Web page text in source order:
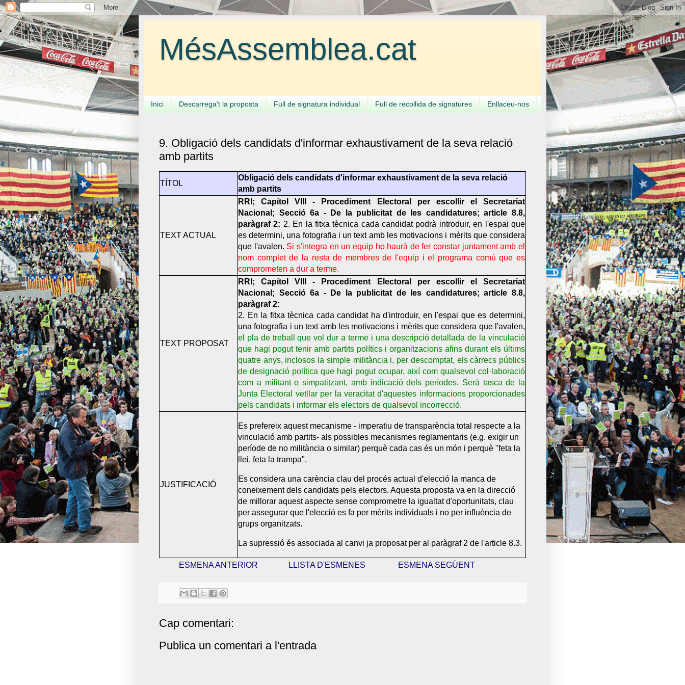
MésAssemblea.cat
Inici Descarrega't la proposta Full de signatura individual Full de recollida de signatures Enllaceu-nos
9. Obligació dels candidats d'informar exhaustivament de la seva relació
amb partits
TÍTOL
Obligació dels candidats d'informar exhaustivament de la seva relació
amb partits
TEXT ACTUAL
RRI; Capítol VIII - Procediment Electoral per escollir el Secretariat
Nacional; Secció 6a - De la publicitat de les candidatures; article 8.8,
paràgraf 2: 2. En la fitxa tècnica cada candidat podrà introduir, en l'espai que
es determini, una fotografia i un text amb les motivacions i mèrits que considera
que l'avalen. Si s'integra en un equip ho haurà de fer constar juntament amb el
nom complet de la resta de membres de l'equip i el programa comú que es
comprometen a dur a terme.
TEXT PROPOSAT
RRI; Capítol VIII - Procediment Electoral per escollir el Secretariat
Nacional; Secció 6a - De la publicitat de les candidatures; article 8.8,
paràgraf 2:
2. En la fitxa tècnica cada candidat ha d'introduir, en l'espai que es determini,
una fotografia i un text amb les motivacions i mèrits que considera que l'avalen,
el pla de treball que vol dur a terme i una descripció detallada de la vinculació
que hagi pogut tenir amb partits polítics i organitzacions afins durant els últims
quatre anys, inclosos la simple militància i, per descomptat, els càrrecs públics
de designació política que hagi pogut ocupar, així com qualsevol col·laboració
com a militant o simpatitzant, amb indicació dels períodes. Serà tasca de la
Junta Electoral vetllar per la veracitat d'aquestes informacions proporcionades
pels candidats i informar els electors de qualsevol incorrecció.
JUSTIFICACIÓ
Es prefereix aquest mecanisme - imperatiu de transparència total respecte a la
vinculació amb partits- als possibles mecanismes reglamentaris (e.g. exigir un
període de no militància o similar) perquè cada cas és un món i perquè "feta la
llei, feta la trampa".
Es considera una carència clau del procés actual d'elecció la manca de
coneixement dels candidats pels electors. Aquesta proposta va en la direcció
de millorar aquest aspecte sense comprometre la igualtat d'oportunitats, clau
per assegurar que l'elecció es fa per mèrits individuals i no per influència de
grups organitzats.
La supressió és associada al canvi ja proposat per al paràgraf 2 de l'article 8.3.
ESMENA ANTERIOR LLISTA D'ESMENES ESMENA SEGÜENT
Cap comentari:
Publica un comentari a l'entrada